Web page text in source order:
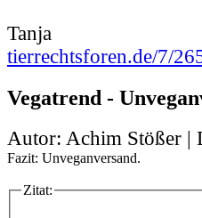
Tanja
tierrechtsforen.de/7/
Vegatrend -
Autor: Achim Stößer |
Fazit: Unveganversand.
Zitat: